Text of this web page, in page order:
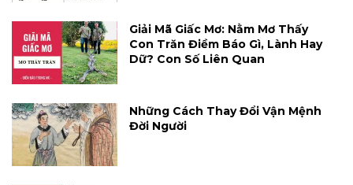
Giải Mã Giấc Mơ: Nằm Mơ Thấy
Con Trăn Điềm Báo Gì, Lành Hay
Dữ? Con Số Liên Quan
Những Cách Thay Đổi Vận Mệnh
Đời Người